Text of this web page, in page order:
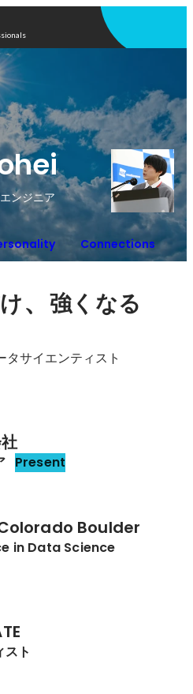
ンジニア
Connections
、 強くなる
タサイエンティスト
Present
Boulder
in Data Science
ト